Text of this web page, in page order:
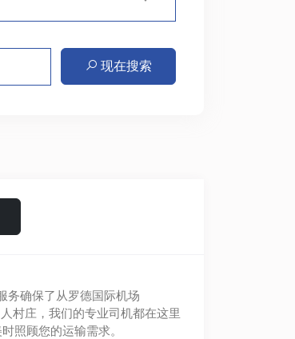
现在搜索
务确保了从罗德国际机场
村庄，我们的专业司机都在这里
照顾您的运输需求。